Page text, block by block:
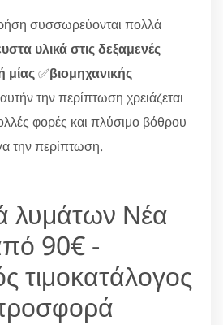
συσσωρεύονται πολλά
υλικά στις δεξαμενές
μίας✅βιομηχανικής
την περίπτωση χρειάζεται
φορές και πλύσιμο βόθρου
την περίπτωση.
λυμάτων Νέα
90€ -
τιμοκατάλογος